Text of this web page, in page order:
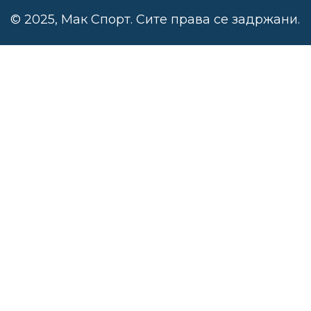
© 2025, Мак Спорт. Сите права се задржани.